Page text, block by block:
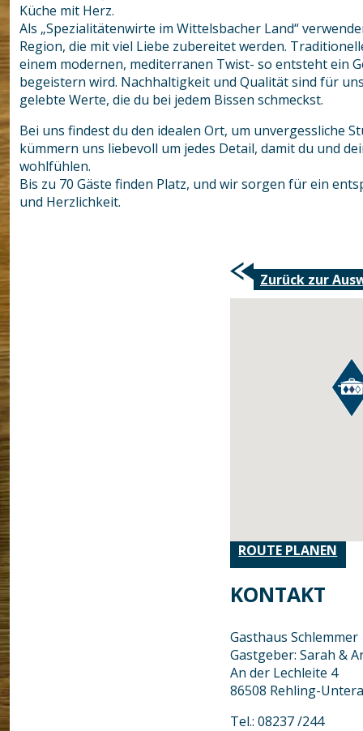
Küche mit Herz.
Als „Spezialitätenwirte im Wittelsbacher Land“
Region, die mit viel Liebe zubereitet werden.
einem modernen, mediterranen Twist- so entsteht ein
begeistern wird. Nachhaltigkeit und Qualität sind für
gelebte Werte, die du bei jedem Bissen schmeckst.
Bei uns findest du den idealen Ort, um unvergessliche
kümmern uns liebevoll um jedes Detail, damit du und
wohlfühlen.
Bis zu 70 Gäste finden Platz, und wir sorgen für ein
und Herzlichkeit.
Zurück zur
ROUTE PLANEN
KONTAKT
Gasthaus Schlemmer
Gastgeber: Sarah &
An der Lechleite 4
86508 Rehling-
Tel.: 08237 /244